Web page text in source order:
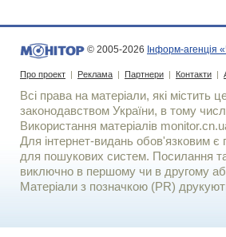
© 2005-2026 Інформ-агенція
Про проект | Реклама | Партнери | Контакти |
Всі права на матеріали, які містить
законодавством України, в тому
Використання матерiалiв
Для iнтернет-видань обов'язковим є
для пошукових систем. Посилання та
виключно в першому чи в другому
Матеріали з позначкою (PR)